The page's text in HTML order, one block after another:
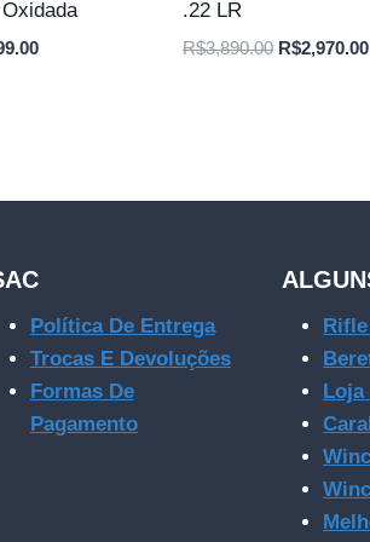
O
.22 LR
R$3,890.00 O
R$2,970.00
Política De Entrega
Trocas E Devoluções
Formas De
Pagamento
Loja